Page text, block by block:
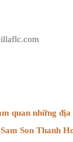
quan những địa
Son Thanh